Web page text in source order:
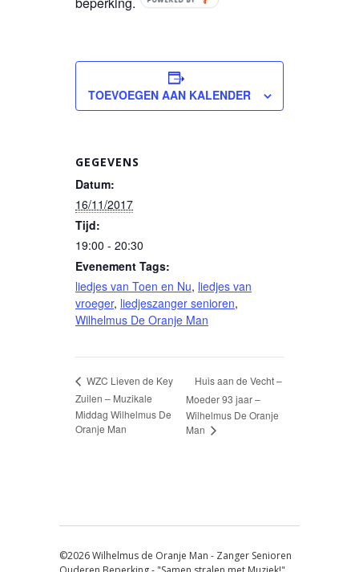
TOEVOEGEN AAN KALENDER
GEGEVENS
Datum:
16/11/2017
Tijd:
19:00 - 20:30
Evenement Tags:
liedjes van Toen en Nu, liedjes van
vroeger, liedjeszanger senioren,
Wilhelmus De Oranje Man
WZC Lieven de Key
Zuilen – Muzikale
Middag Wilhelmus De
Oranje Man
Huis aan de Vecht –
Moeder 93 jaar –
Wilhelmus De Oranje
Man
©2026 Wilhelmus de Oranje Man - Zanger Senioren